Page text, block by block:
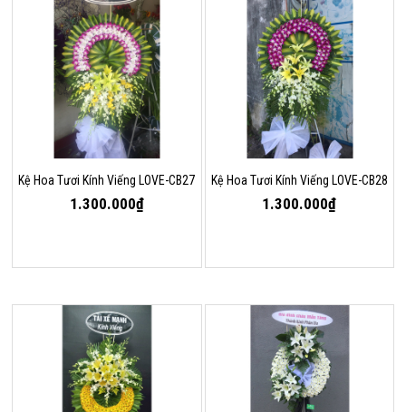
Kệ Hoa Tươi Kính Viếng LOVE-CB27
1.300.000₫
Kệ Hoa Tươi Kính Viếng LOVE-CB28
1.300.000₫